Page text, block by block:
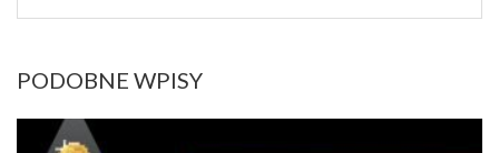
PODOBNE WPISY